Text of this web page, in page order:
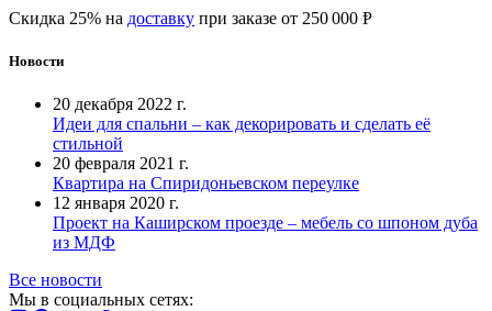
Скидка 25% на доставку при заказе от 250 000 Ᵽ
Новости
20 декабря 2022 г.
Идеи для спальни – как декорировать и сделать её
стильной
20 февраля 2021 г.
Квартира на Спиридоньевском переулке
12 января 2020 г.
Проект на Каширском проезде – мебель со шпоном дуба
из МДФ
Все новости
Мы в социальных сетях: